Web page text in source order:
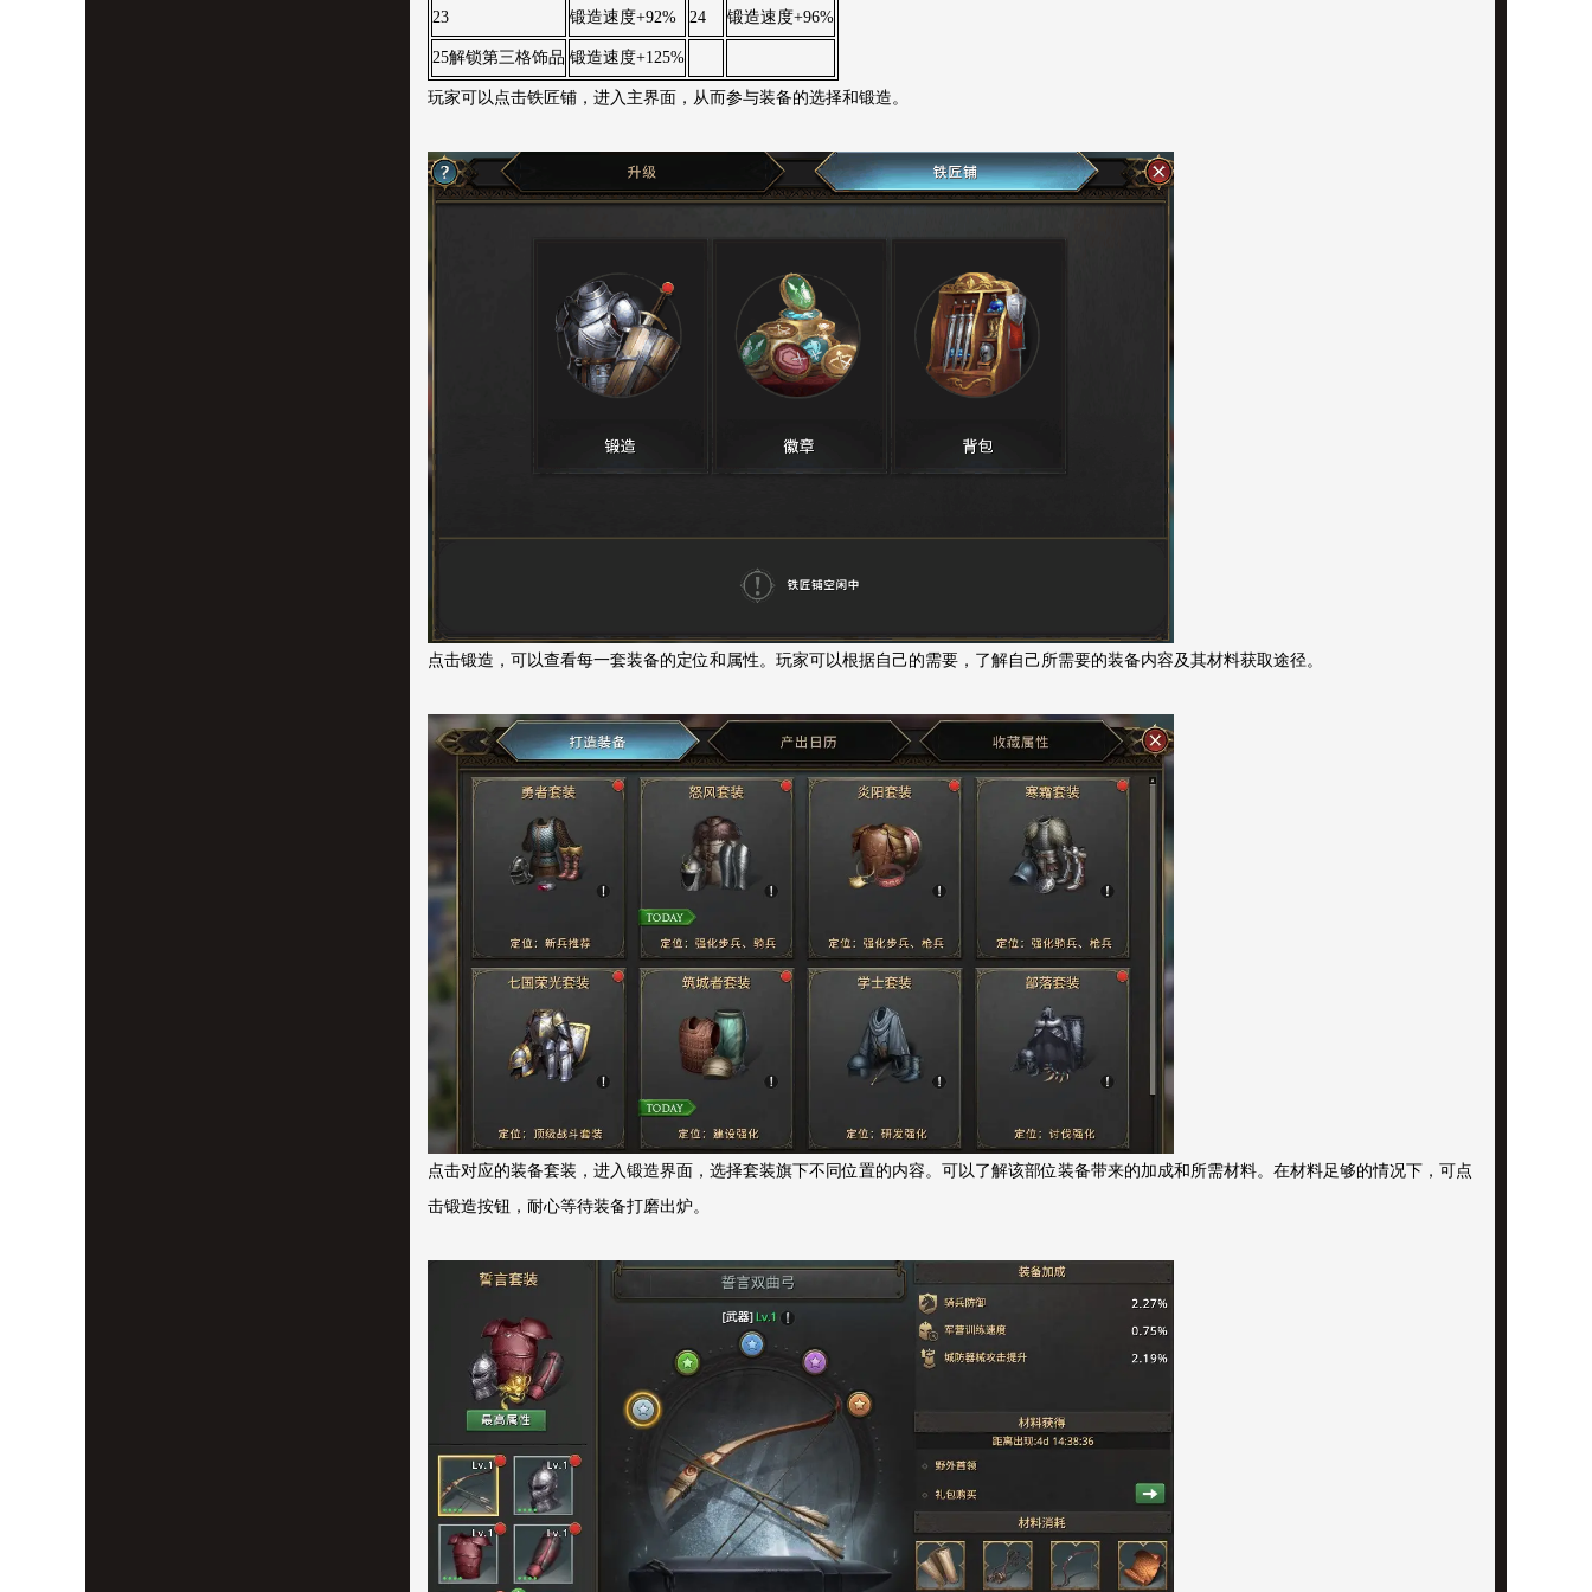
23 锻造速度+92% 24 锻造速度+96%
25解锁第三格饰品 锻造速度+125%
玩家可以点击铁匠铺，进入主界面，从而参与装备的选择和锻造。
点击锻造，可以查看每一套装备的定位和属性。玩家可以根据自己的需要，了解自己所需要的装备内容及其材料获取途径。
点击对应的装备套装，进入锻造界面，选择套装旗下不同位置的内容。可以了解该部位装备带来的加成和所需材料。在材料足够的情况下，可点
击锻造按钮，耐心等待装备打磨出炉。